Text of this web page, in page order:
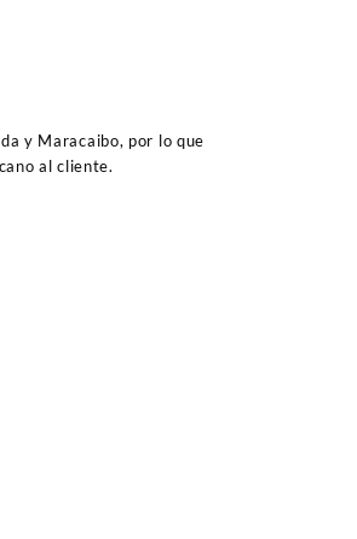
y Maracaibo, por lo que
al cliente.